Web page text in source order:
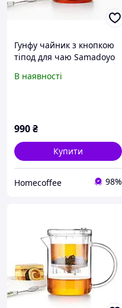
Гунфу чайник з кнопкою
тіпод для чаю Samadoyo
заварювальний
В наявності
990₴
Купити
Homecoffee 98%